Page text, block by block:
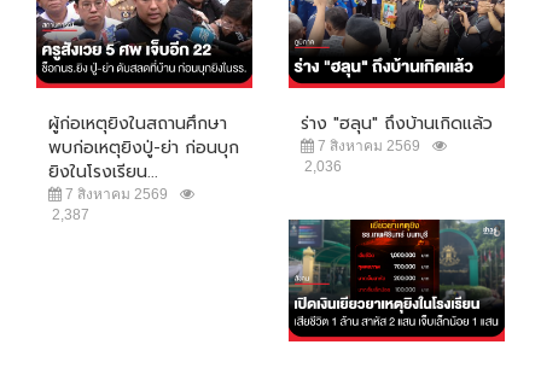
ผู้ก่อเหตุยิงในสถานศึกษา
พบก่อเหตุยิงปู่-ย่า ก่อนบุก
ยิงในโรงเรียน...
7 สิงหาคม 2569
2,387
ร่าง "ฮลุน" ถึงบ้านเกิดแล้ว
7 สิงหาคม 2569
2,036